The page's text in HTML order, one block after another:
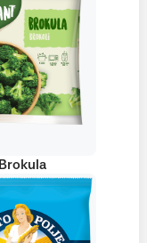
Brokula